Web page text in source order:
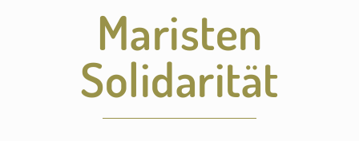
Maristen
Solidarität